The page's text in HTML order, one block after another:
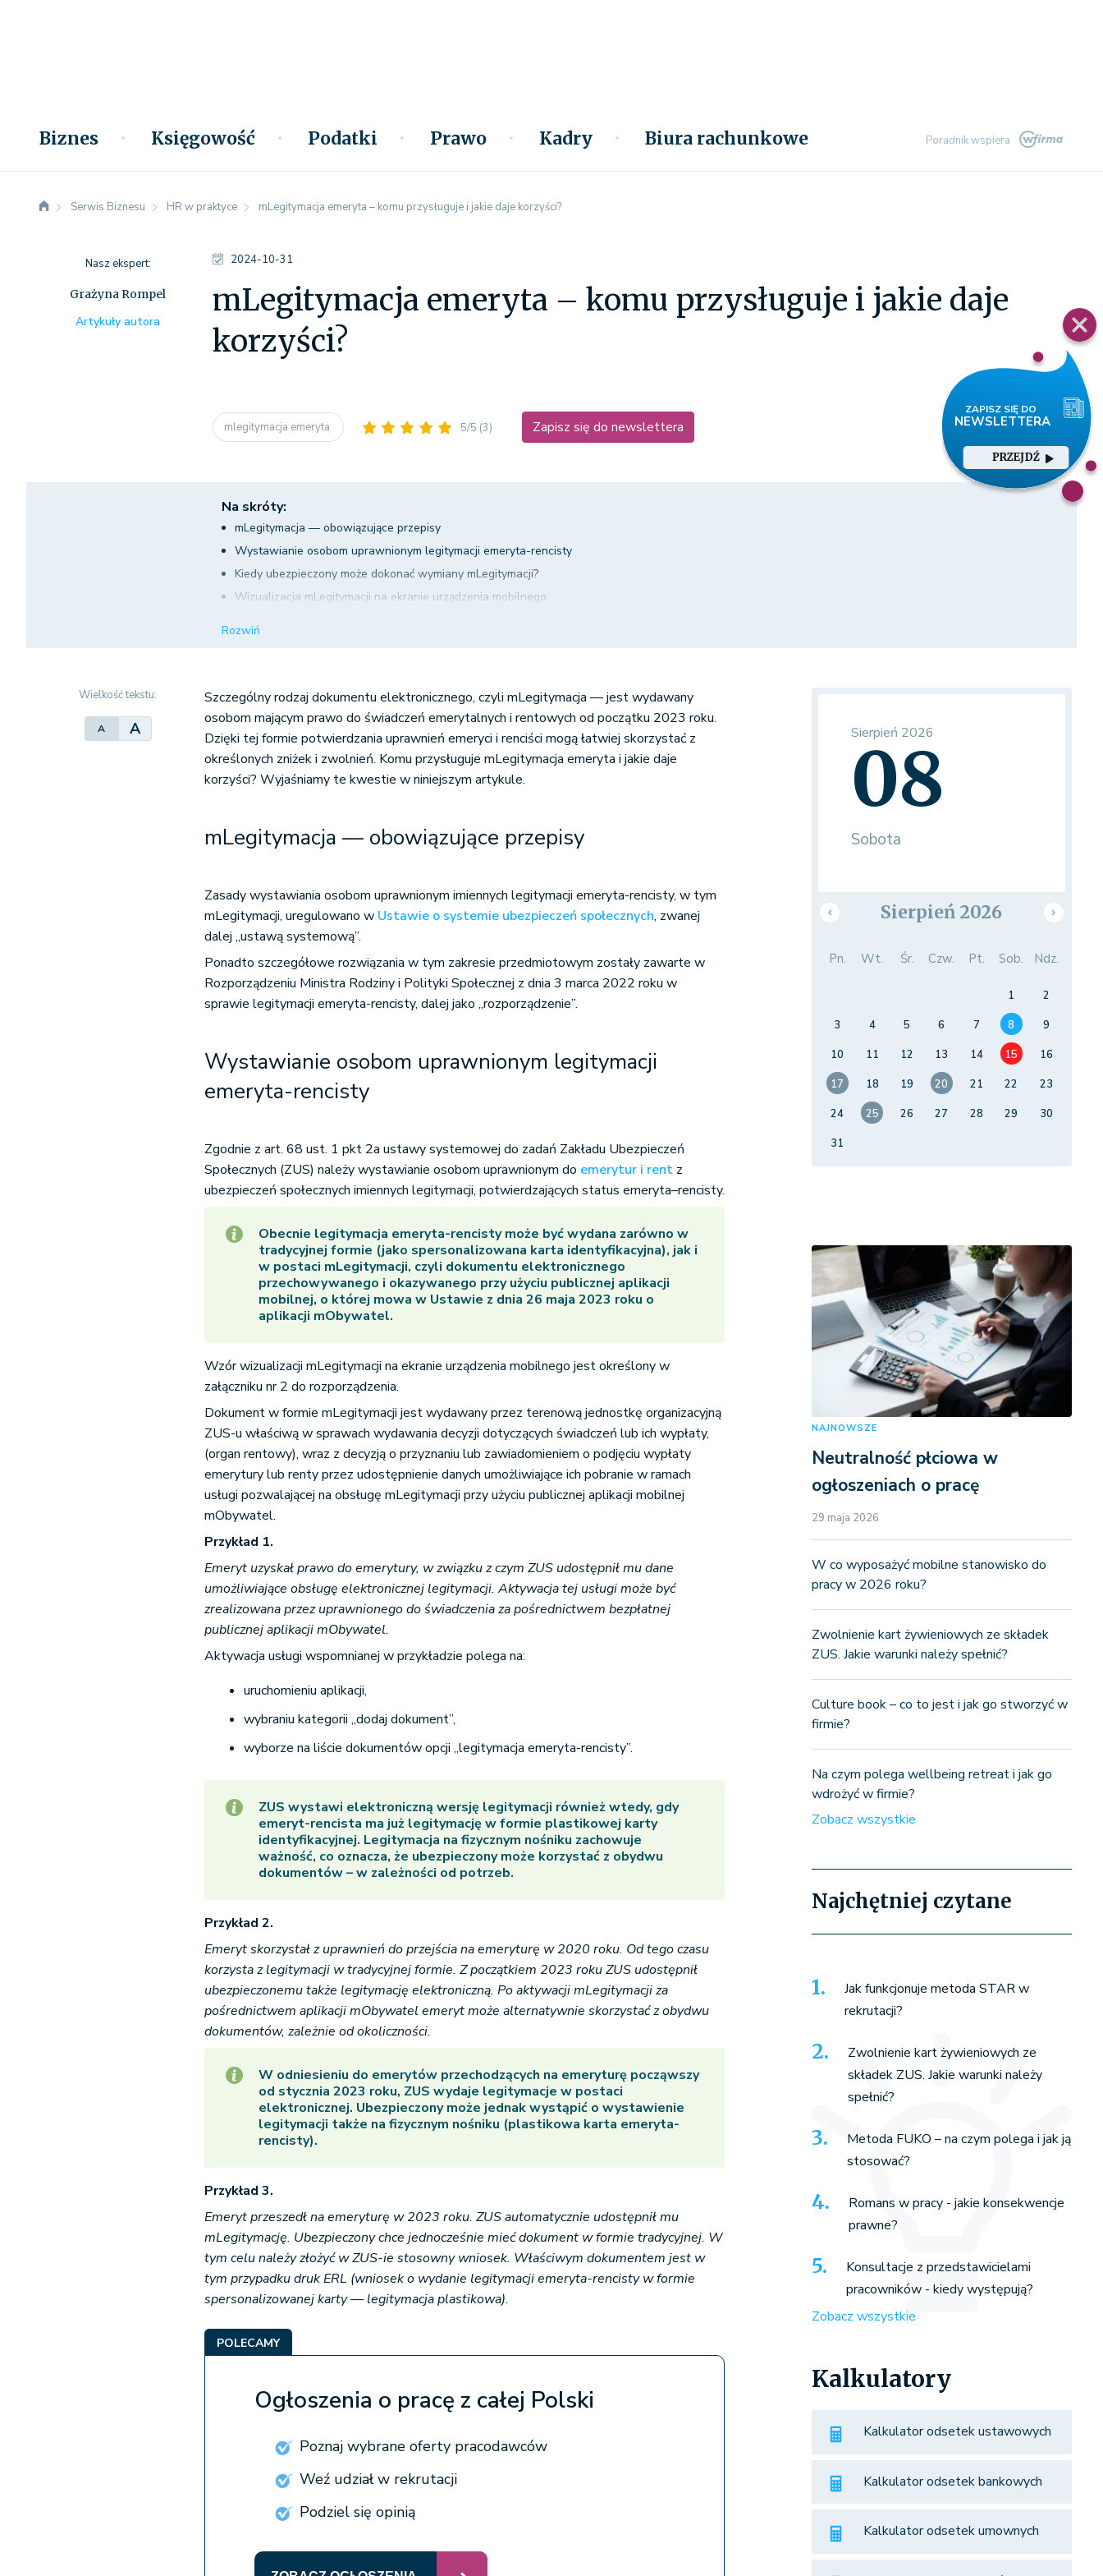
Biznes Księgowość Podatki Prawo Kadry Biura rachunkowe Poradnik wspiera
PRZEJDŹ
Serwis Biznesu HR w praktyce mLegitymacja emeryta – komu przysługuje i jakie daje korzyści?
2024-10-31
mLegitymacja emeryta – komu przysługuje i jakie daje
korzyści?
mlegitymacja emeryta 5/5 (3) Zapisz się do newslettera
Nasz ekspert:
Grażyna Rompel
Artykuły autora
Na skróty:
mLegitymacja — obowiązujące przepisy
Wystawianie osobom uprawnionym legitymacji emeryta-rencisty
Kiedy ubezpieczony może dokonać wymiany mLegitymacji?
Wizualizacja mLegitymacji na ekranie urządzenia mobilnego
Rozwiń
Wielkość tekstu:
A A
Szczególny rodzaj dokumentu elektronicznego, czyli mLegitymacja — jest wydawany
osobom mającym prawo do świadczeń emerytalnych i rentowych od początku 2023 roku.
Dzięki tej formie potwierdzania uprawnień emeryci i renciści mogą łatwiej skorzystać z
określonych zniżek i zwolnień. Komu przysługuje mLegitymacja emeryta i jakie daje
korzyści? Wyjaśniamy te kwestie w niniejszym artykule.
mLegitymacja — obowiązujące przepisy
Zasady wystawiania osobom uprawnionym imiennych legitymacji emeryta-rencisty, w tym
mLegitymacji, uregulowano w Ustawie o systemie ubezpieczeń społecznych, zwanej
dalej „ustawą systemową”.
Ponadto szczegółowe rozwiązania w tym zakresie przedmiotowym zostały zawarte w
Rozporządzeniu Ministra Rodziny i Polityki Społecznej z dnia 3 marca 2022 roku w
sprawie legitymacji emeryta-rencisty, dalej jako „rozporządzenie”.
Wystawianie osobom uprawnionym legitymacji
emeryta-rencisty
Zgodnie z art. 68 ust. 1 pkt 2a ustawy systemowej do zadań Zakładu Ubezpieczeń
Społecznych (ZUS) należy wystawianie osobom uprawnionym do emerytur i rent z
ubezpieczeń społecznych imiennych legitymacji, potwierdzających status emeryta–rencisty.
Obecnie legitymacja emeryta-rencisty może być wydana zarówno w
tradycyjnej formie (jako spersonalizowana karta identyfikacyjna), jak i
w postaci mLegitymacji, czyli dokumentu elektronicznego
przechowywanego i okazywanego przy użyciu publicznej aplikacji
mobilnej, o której mowa w Ustawie z dnia 26 maja 2023 roku o
aplikacji mObywatel.
Wzór wizualizacji mLegitymacji na ekranie urządzenia mobilnego jest określony w
załączniku nr 2 do rozporządzenia.
Dokument w formie mLegitymacji jest wydawany przez terenową jednostkę organizacyjną
ZUS-u właściwą w sprawach wydawania decyzji dotyczących świadczeń lub ich wypłaty,
(organ rentowy), wraz z decyzją o przyznaniu lub zawiadomieniem o podjęciu wypłaty
emerytury lub renty przez udostępnienie danych umożliwiające ich pobranie w ramach
usługi pozwalającej na obsługę mLegitymacji przy użyciu publicznej aplikacji mobilnej
mObywatel.
Przykład 1.
Emeryt uzyskał prawo do emerytury, w związku z czym ZUS udostępnił mu dane
umożliwiające obsługę elektronicznej legitymacji. Aktywacja tej usługi może być
zrealizowana przez uprawnionego do świadczenia za pośrednictwem bezpłatnej
publicznej aplikacji mObywatel.
Aktywacja usługi wspomnianej w przykładzie polega na:
uruchomieniu aplikacji,
wybraniu kategorii „dodaj dokument”,
wyborze na liście dokumentów opcji „legitymacja emeryta-rencisty”.
ZUS wystawi elektroniczną wersję legitymacji również wtedy, gdy
emeryt-rencista ma już legitymację w formie plastikowej karty
identyfikacyjnej. Legitymacja na fizycznym nośniku zachowuje
ważność, co oznacza, że ubezpieczony może korzystać z obydwu
dokumentów – w zależności od potrzeb.
Przykład 2.
Emeryt skorzystał z uprawnień do przejścia na emeryturę w 2020 roku. Od tego czasu
korzysta z legitymacji w tradycyjnej formie. Z początkiem 2023 roku ZUS udostępnił
ubezpieczonemu także legitymację elektroniczną. Po aktywacji mLegitymacji za
pośrednictwem aplikacji mObywatel emeryt może alternatywnie skorzystać z obydwu
dokumentów, zależnie od okoliczności.
W odniesieniu do emerytów przechodzących na emeryturę począwszy
od stycznia 2023 roku, ZUS wydaje legitymacje w postaci
elektronicznej. Ubezpieczony może jednak wystąpić o wystawienie
legitymacji także na fizycznym nośniku (plastikowa karta emeryta-
rencisty).
Przykład 3.
Emeryt przeszedł na emeryturę w 2023 roku. ZUS automatycznie udostępnił mu
mLegitymację. Ubezpieczony chce jednocześnie mieć dokument w formie tradycyjnej. W
tym celu należy złożyć w ZUS-ie stosowny wniosek. Właściwym dokumentem jest w
tym przypadku druk ERL (wniosek o wydanie legitymacji emeryta-rencisty w formie
spersonalizowanej karty — legitymacja plastikowa).
POLECAMY
Ogłoszenia o pracę z całej Polski
Poznaj wybrane oferty pracodawców
Weź udział w rekrutacji
Podziel się opinią
Sierpień 2026
08
Sobota
Sierpień 2026
Pn. Wt. Śr. Czw. Pt. Sob. Ndz.
1
2
3
4 5 6 7 8
9
10
11 12 13 14 15
16
17
18 19 20 21 22
23
24
25 26 27 28 29
30
31
NAJNOWSZE
Neutralność płciowa w
ogłoszeniach o pracę
29 maja 2026
W co wyposażyć mobilne stanowisko do
pracy w 2026 roku?
Zwolnienie kart żywieniowych ze składek
ZUS. Jakie warunki należy spełnić?
Culture book – co to jest i jak go stworzyć w
firmie?
Na czym polega wellbeing retreat i jak go
wdrożyć w firmie?
Zobacz wszystkie
Najchętniej czytane
Jak funkcjonuje metoda STAR w
rekrutacji?
Zwolnienie kart żywieniowych ze
składek ZUS. Jakie warunki należy
spełnić?
Metoda FUKO – na czym polega i jak ją
stosować?
Romans w pracy - jakie konsekwencje
prawne?
Konsultacje z przedstawicielami
pracowników - kiedy występują?
Zobacz wszystkie
Kalkulatory
Kalkulator odsetek ustawowych
Kalkulator odsetek bankowych
Kalkulator odsetek umownych